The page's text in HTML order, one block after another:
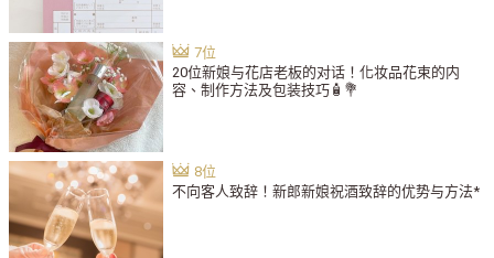
20位新娘与花店老板的对话！化妆品花束的内
容、制作方法及包装技巧🧴💐
不向客人致辞！新郎新娘祝酒致辞的优势与方法*